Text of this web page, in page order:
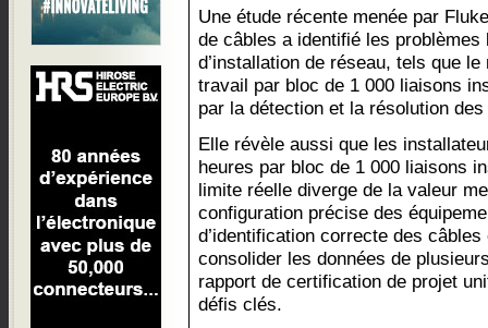
Une étude récente menée par
de câbles a identifié les
d’installation de réseau, tels que
travail par bloc de 1 000 liaisons
par la détection et la résolution
Elle révèle aussi que les
heures par bloc de 1 000 liaisons
limite réelle diverge de la valeur
configuration précise des
d’identification correcte des
consolider les données de
rapport de certification de projet
défis clés.